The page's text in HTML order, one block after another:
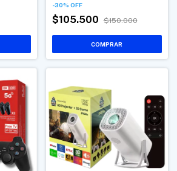
-30% OFF
$105.500 $150.000